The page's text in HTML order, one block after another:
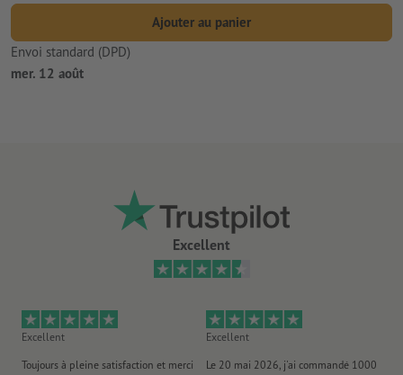
Ajouter au panier
Envoi standard (DPD)
mer. 12 août
Excellent
Excellent
Toujours à pleine satisfaction et merci
Excellent
Le 20 mai 2026, j'ai commandé 1000